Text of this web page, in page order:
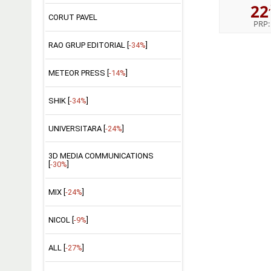
CORUT PAVEL
RAO GRUP EDITORIAL [ -34%
METEOR PRESS [ -14%
SHIK [-34%]
UNIVERSITARA [-24%]
3D MEDIA COMMUNICATIONS
-30%
MIX [ -24%
NICOL [ -9%
ALL [ -27%
22
PRP: